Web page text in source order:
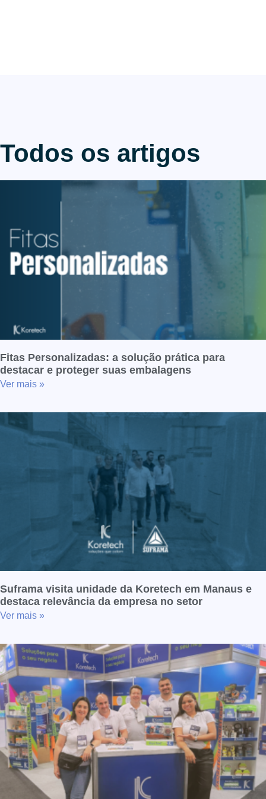
Todos os artigos
Fitas Personalizadas: a solução prática para
destacar e proteger suas embalagens
Ver mais »
Suframa visita unidade da Koretech em Manaus e
destaca relevância da empresa no setor
Ver mais »